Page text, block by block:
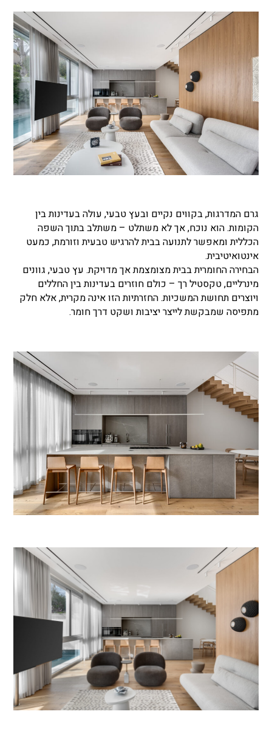
גרם המדרגות, בקווים נקיים ובעץ טבעי, עולה בעדינות בין
הקומות. הוא נוכח, אך לא משתלט – משתלב בתוך השפה
הכללית ומאפשר לתנועה בבית להרגיש טבעית וזורמת, כמעט
אינטואיטיבית.
הבחירה החומרית בבית מצומצמת אך מדויקת. עץ טבעי, גוונים
מינרליים, טקסטיל רך – כולם חוזרים בעדינות בין החללים
ויוצרים תחושת המשכיות. החזרתיות הזו אינה מקרית, אלא חלק
מתפיסה שמבקשת לייצר יציבות ושקט דרך חומר.